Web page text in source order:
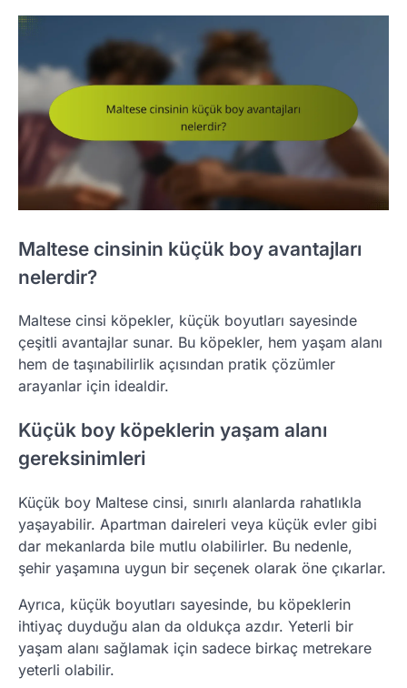
Maltese cinsinin küçük boy avantajları
nelerdir?
Maltese cinsi köpekler, küçük boyutları sayesinde
çeşitli avantajlar sunar. Bu köpekler, hem yaşam alanı
hem de taşınabilirlik açısından pratik çözümler
arayanlar için idealdir.
Küçük boy köpeklerin yaşam alanı
gereksinimleri
Küçük boy Maltese cinsi, sınırlı alanlarda rahatlıkla
yaşayabilir. Apartman daireleri veya küçük evler gibi
dar mekanlarda bile mutlu olabilirler. Bu nedenle,
şehir yaşamına uygun bir seçenek olarak öne çıkarlar.
Ayrıca, küçük boyutları sayesinde, bu köpeklerin
ihtiyaç duyduğu alan da oldukça azdır. Yeterli bir
yaşam alanı sağlamak için sadece birkaç metrekare
yeterli olabilir.